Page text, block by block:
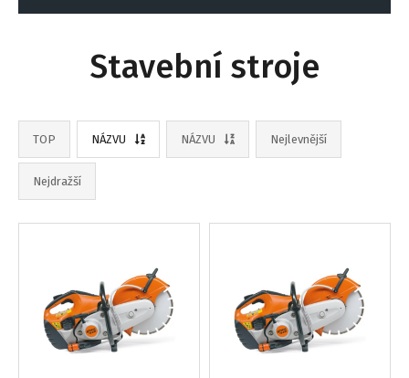
Stavební stroje
TOP NÁZVU NÁZVU Nejlevnější
Nejdražší